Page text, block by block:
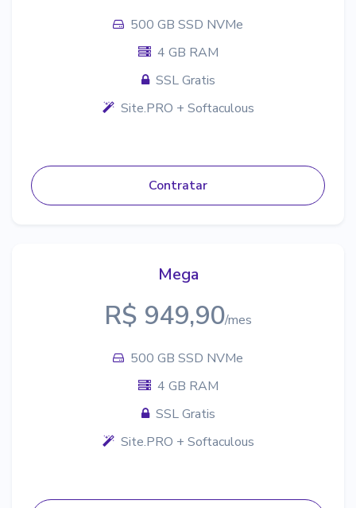
500 GB SSD NVMe
4 GB RAM
SSL Gratis
Site.PRO + Softaculous
Contratar
Mega
R$ 949,90/mes
500 GB SSD NVMe
4 GB RAM
SSL Gratis
Site.PRO + Softaculous